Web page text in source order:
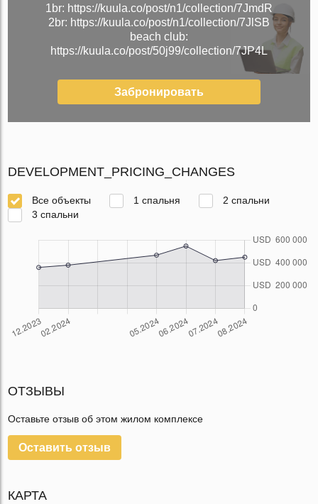
1br: https://kuula.co/post/n1/collection/7JmdR
2br: https://kuula.co/post/n1/collection/7JlSB
beach club:
https://kuula.co/post/50j99/collection/7JP4L
Забронировать
DEVELOPMENT_PRICING_CHANGES
Все объекты 1 спальня
2 спальни
3 спальни
ОТЗЫВЫ
Оставьте отзыв об этом жилом комплексе
Оставить отзыв
КАРТА